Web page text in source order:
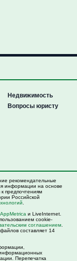
Недвижимость
Вопросы юристу
рекомендательные
информации на основе
предпочтениям
Российской
AppMetrica и LiveInternet.
cookie-
соглашением
составляет 14
Перепечатка